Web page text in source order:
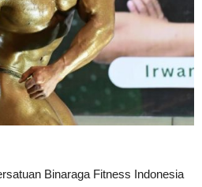
Binaraga Fitness Indonesia